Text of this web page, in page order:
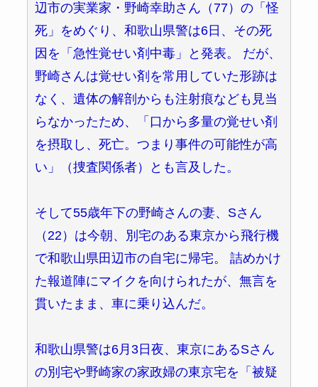
辺市の実業家・野崎幸助さん（77）の「怪
死」をめぐり、和歌山県警は6日、その死
因を「急性覚せい剤中毒」と発表。 だが、
野崎さんは覚せい剤を常用していた形跡は
なく、遺体の解剖からも注射痕なども見当
らなかったため、「口から多量の覚せい剤
を摂取し、死亡。つまり事件の可能性が高
い」（捜査関係者）とも言及した。
そして55歳年下の野崎さんの妻、Sさん
（22）は今朝、別宅のある東京から飛行機
で和歌山県田辺市の自宅に帰宅。 詰めかけ
た報道陣にマイクを向けられたが、無言を
貫いたまま、車に乗り込んだ。
和歌山県警は6月3日夜、東京にあるSさん
の別宅や野崎家の家政婦の東京宅を「被疑